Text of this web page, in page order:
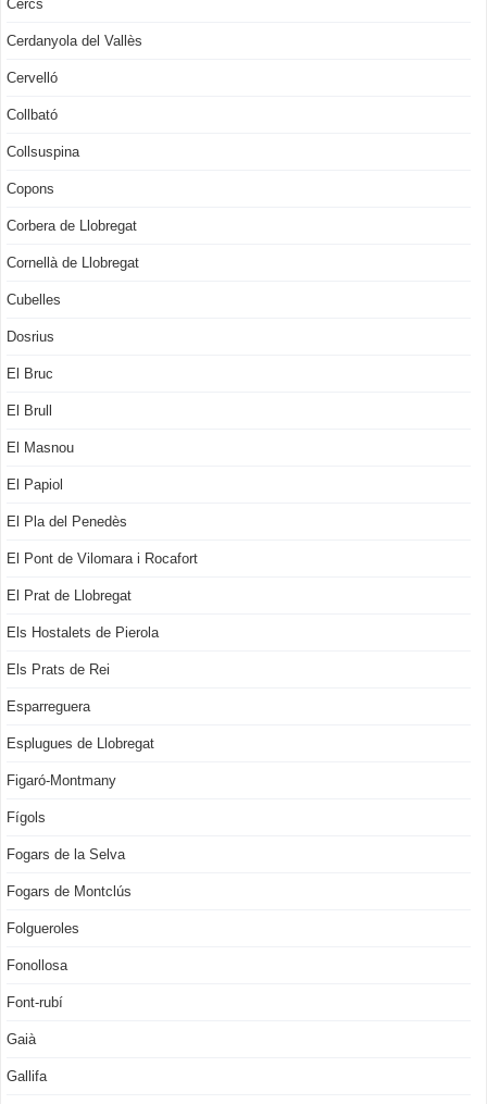
Cercs
Cerdanyola del Vallès
Cervelló
Collbató
Collsuspina
Copons
Corbera de Llobregat
Cornellà de Llobregat
Cubelles
Dosrius
El Bruc
El Brull
El Masnou
El Papiol
El Pla del Penedès
El Pont de Vilomara i Rocafort
El Prat de Llobregat
Els Hostalets de Pierola
Els Prats de Rei
Esparreguera
Esplugues de Llobregat
Figaró-Montmany
Fígols
Fogars de la Selva
Fogars de Montclús
Folgueroles
Fonollosa
Font-rubí
Gaià
Gallifa